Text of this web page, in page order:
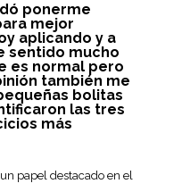
ponerme
mejor
aplicando y a
sentido mucho
es normal pero
también me
bolitas
las tres
más
papel destacado en el